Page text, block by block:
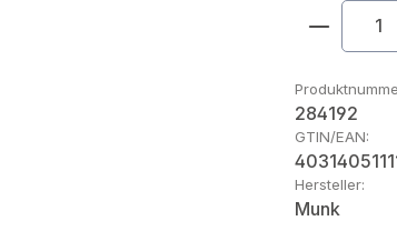
284192
GTIN/EAN:
Hersteller:
Munk